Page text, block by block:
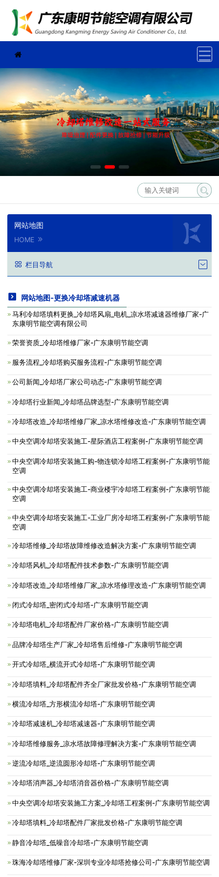
网站地图
HOME
栏目导航
网站地图-更换冷却塔减速机器
马利冷却塔填料更换_冷却塔风扇_电机_凉水塔减速器维修厂家-广
东康明节能空调有限公司
荣誉资质_冷却塔维修厂家-广东康明节能空调
服务流程_冷却塔购买服务流程-广东康明节能空调
公司新闻_冷却塔厂家公司动态-广东康明节能空调
冷却塔行业新闻_冷却塔品牌选型-广东康明节能空调
冷却塔改造_冷却塔维修厂家_凉水塔维修改造-广东康明节能空调
中央空调冷却塔安装施工-星际酒店工程案例-广东康明节能空调
中央空调冷却塔安装施工购-物连锁冷却塔工程案例-广东康明节能
空调
中央空调冷却塔安装施工-商业楼宇冷却塔工程案例-广东康明节能
空调
中央空调冷却塔安装施工-工业厂房冷却塔工程案例-广东康明节能
空调
冷却塔维修_冷却塔故障维修改造解决方案-广东康明节能空调
冷却塔风机_冷却塔配件技术参数-广东康明节能空调
冷却塔改造_冷却塔维修厂家_凉水塔修理改造-广东康明节能空调
闭式冷却塔_密闭式冷却塔-广东康明节能空调
冷却塔电机_冷却塔配件厂家价格-广东康明节能空调
品牌冷却塔生产厂家_冷却塔售后维修-广东康明节能空调
开式冷却塔_横流开式冷却塔-广东康明节能空调
冷却塔填料_冷却塔配件齐全厂家批发价格-广东康明节能空调
横流冷却塔_方形横流冷却塔-广东康明节能空调
冷却塔减速机_冷却塔减速器-广东康明节能空调
冷却塔维修服务_凉水塔故障修理解决方案-广东康明节能空调
逆流冷却塔_逆流圆形冷却塔-广东康明节能空调
冷却塔消声器_冷却塔消音器价格-广东康明节能空调
中央空调冷却塔安装施工方案_冷却塔工程案例-广东康明节能空调
冷却塔填料_冷却塔配件厂家批发价格-广东康明节能空调
静音冷却塔_低噪音冷却塔-广东康明节能空调
珠海冷却塔维修厂家-深圳专业冷却塔抢修公司-广东康明节能空调